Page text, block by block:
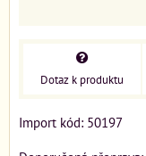
Dotaz k produktu
Import kód: 50197